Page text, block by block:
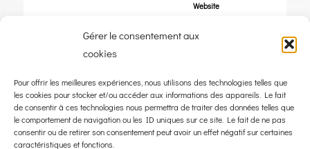
Gérer le consentement aux
cookies
Pour offrir les meilleures expériences, nous utilisons des technologies telles que
les cookies pour stocker et/ou accéder aux informations des appareils. Le fait
de consentir à ces technologies nous permettra de traiter des données telles que
le comportement de navigation ou les ID uniques sur ce site. Le fait de ne pas
consentir ou de retirer son consentement peut avoir un effet négatif sur certaines
caractéristiques et fonctions.
Website
Save my name, email, and website in this browser for the next time I